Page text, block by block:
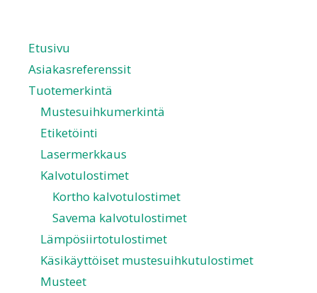
Etusivu
Asiakasreferenssit
Tuotemerkintä
Mustesuihkumerkintä
Etiketöinti
Lasermerkkaus
Kalvotulostimet
Kortho kalvotulostimet
Savema kalvotulostimet
Lämpösiirtotulostimet
Käsikäyttöiset mustesuihkutulostimet
Musteet